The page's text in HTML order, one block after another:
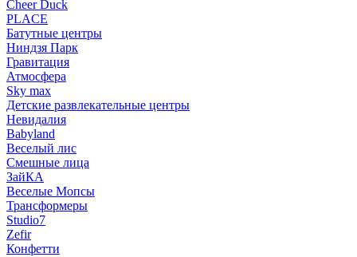
Cheer Duck
PLACE
Батутные центры
Ниндзя Парк
Гравитация
Атмосфера
Sky max
Детские развлекательные центры
Невидалия
Babyland
Веселый лис
Смешные лица
ЗайКА
Веселые Мопсы
Трансформеры
Studio7
Zefir
Конфетти